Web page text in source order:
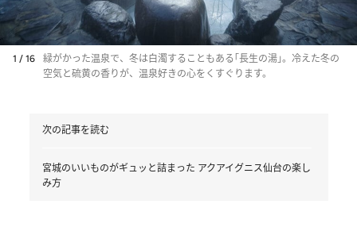
1 / 16
緑がかった温泉で、冬は白濁することもある｢長生の湯｣。冷えた冬の
空気と硫黄の香りが、温泉好きの心をくすぐります。
次の記事を読む
宮城のいいものがギュッと詰まった アクアイグニス仙台の楽し
み方